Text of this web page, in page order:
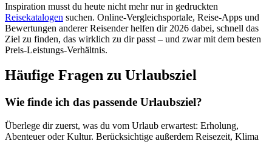
Inspiration musst du heute nicht mehr nur in gedruckten
Reisekatalogen suchen. Online-Vergleichsportale, Reise-Apps und
Bewertungen anderer Reisender helfen dir 2026 dabei, schnell das
Ziel zu finden, das wirklich zu dir passt – und zwar mit dem besten
Preis-Leistungs-Verhältnis.
Häufige Fragen zu Urlaubsziel
Wie finde ich das passende Urlaubsziel?
Überlege dir zuerst, was du vom Urlaub erwartest: Erholung,
Abenteuer oder Kultur. Berücksichtige außerdem Reisezeit, Klima